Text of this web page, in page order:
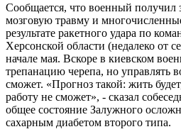
Сообщается, что военный получил
мозговую травму и
результате ракетного удара по
Херсонской области (недалеко от
начале мая. Вскоре в киевском
трепанацию черепа, но управлять
сможет. «Прогноз такой: жить
работу не сможет», - сказал
общее состояние Залужного
сахарным диабетом второго типа.